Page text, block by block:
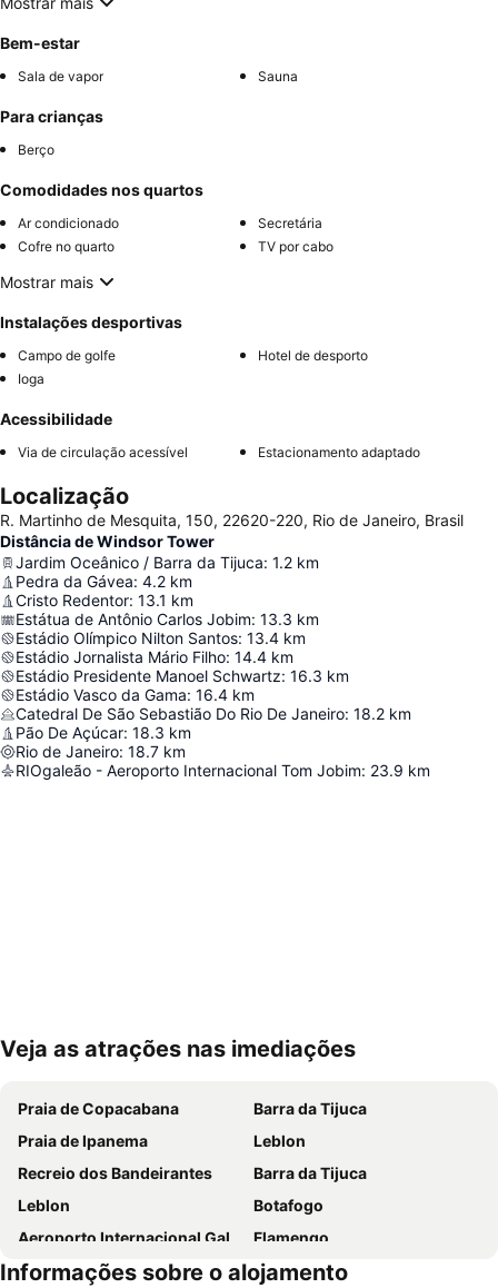
Bem-estar
Sala de vapor Sauna
Para crianças
Berço
Comodidades nos quartos
Ar condicionado
Secretária
Cofre no quarto
TV por cabo
Mostrar mais
Instalações desportivas
Campo de golfe
Hotel de desporto
Ioga
Acessibilidade
Via de circulação acessível Estacionamento adaptado
Localização
R. Martinho de Mesquita, 150, 22620-220, Rio de Janeiro, Brasil
Distância de Windsor Tower
Jardim Oceânico / Barra da Tijuca: 1.2 km
Pedra da Gávea: 4.2 km
Cristo Redentor: 13.1 km
Estátua de Antônio Carlos Jobim: 13.3 km
Estádio Olímpico Nilton Santos: 13.4 km
Estádio Jornalista Mário Filho: 14.4 km
Estádio Presidente Manoel Schwartz: 16.3 km
Estádio Vasco da Gama: 16.4 km
Catedral De São Sebastião Do Rio De Janeiro: 18.2 km
Pão De Açúcar: 18.3 km
Rio de Janeiro: 18.7 km
RIOgaleão - Aeroporto Internacional Tom Jobim: 23.9 km
Ampliar mapa
Veja as atrações nas imediações
Praia de Copacabana
Barra da Tijuca
Praia de Ipanema
Leblon
Recreio dos Bandeirantes
Barra da Tijuca
Leblon
Botafogo
Aeroporto Internacional Galeão - Antônio Carlos Jobim
Flamengo
Lapa
Aeroporto do Rio de Janeiro - Santos Dumont
Informações sobre o alojamento